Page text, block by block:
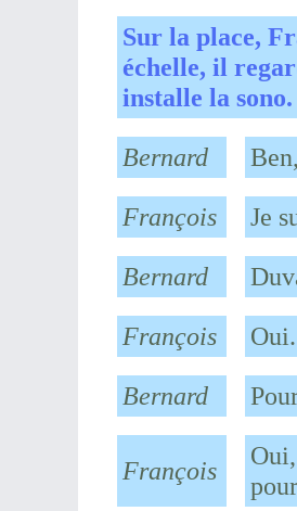
Sur la place,
échelle, il
installe la sono.
Bernard
François Je
Bernard
François Oui.
Bernard
François